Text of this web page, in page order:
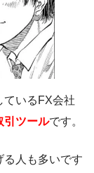
ているFX会社
引ツールです。
る人も多いです